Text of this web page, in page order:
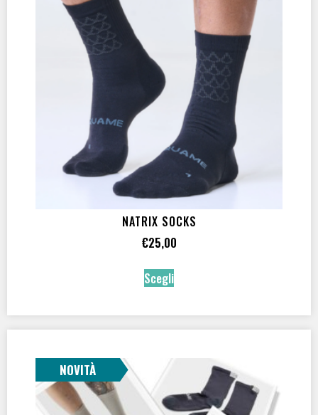
Per muta stagna (1)
(4)
COLORE
Earth Black(1)
Moss Green / Reflective Black
ADATTO A
Bike(1)
Per esigenti(1)
Per muta stagna(1)
Per tutti(2)
NATRIX SOCKS
€25,00
Scegli
NOVITÀ